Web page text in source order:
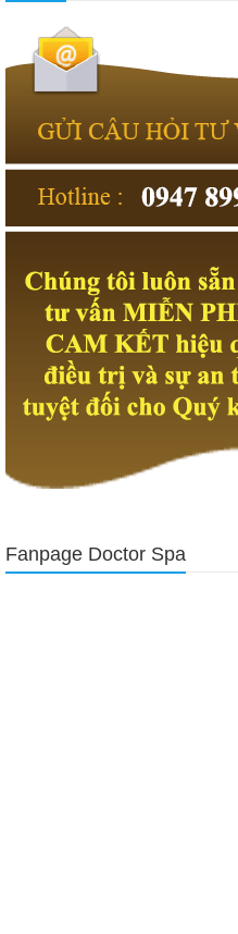
surprised to live in Ning Yi. The
sisters were completely dark
1Z0-060 Exams because The
weak because the eyes of Lily
She will never forget the scene
grandfather Grandpa bite his
bite1Z0-060 Examsblood
Fanpage Doctor Spa